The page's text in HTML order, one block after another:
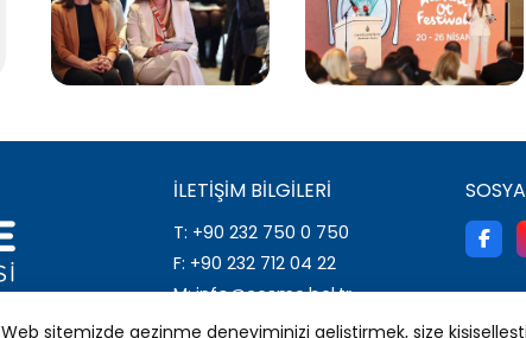
Web sitemizde gezinme deneyiminizi geliştirmek, size
İLETIŞIM BILGILERI
T: +90 232 750 0 750
F: +90 232 712 04 22
M: info@cesme.bel.tr
A: İsmet İnönü Mahallesi 2001